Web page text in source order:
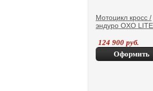
Мотоцикл кросс /
эндуро OXO
124 900 руб.
Оформить